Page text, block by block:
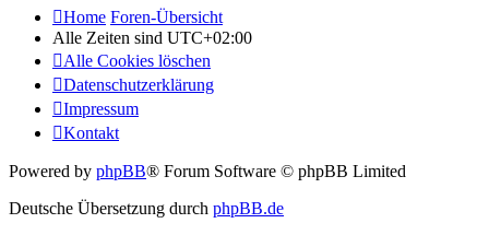
Home Foren-Übersicht
Alle Zeiten sind UTC+02:00
Alle Cookies löschen
Datenschutzerklärung
Impressum
Kontakt
Powered by phpBB® Forum Software © phpBB Limited
Deutsche Übersetzung durch phpBB.de